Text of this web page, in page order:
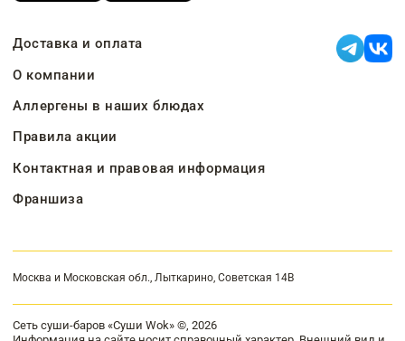
Доставка и оплата
О компании
Аллергены в наших блюдах
Правила акции
Контактная и правовая информация
Франшиза
Москва и Московская обл., Лыткарино, Советская 14В
Сеть суши-баров «Суши Wok» ©, 2026